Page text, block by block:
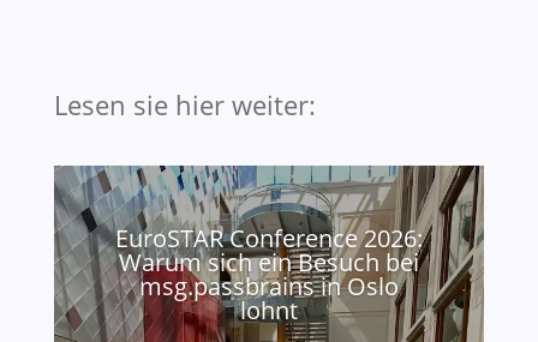
Lesen sie hier weiter:
EuroSTAR Conference 2026:
Warum sich ein Besuch bei
msg.passbrains in Oslo
lohnt